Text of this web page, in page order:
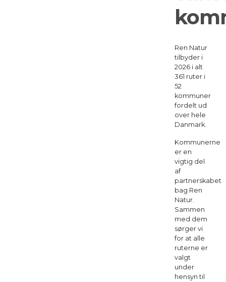
Ren Natur
tilbyder i
2026 i alt
361 ruter i
52
kommuner
fordelt ud
over hele
Danmark.
Kommunerne
er en
vigtig del
af
partnerskabet
bag Ren
Natur.
Sammen
med dem
sørger vi
for at alle
ruterne er
valgt
under
hensyn til